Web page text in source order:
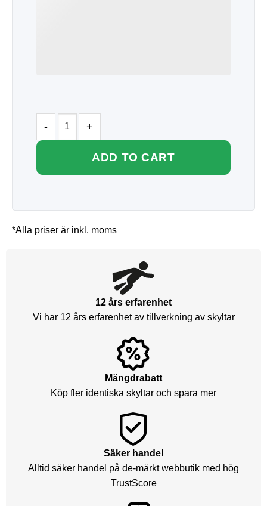
ADD TO CART
*Alla priser är inkl. moms
12 års erfarenhet
Vi har 12 års erfarenhet av tillverkning av skyltar
Mängdrabatt
Köp fler identiska skyltar och spara mer
Säker handel
Alltid säker handel på de-märkt webbutik med hög
TrustScore